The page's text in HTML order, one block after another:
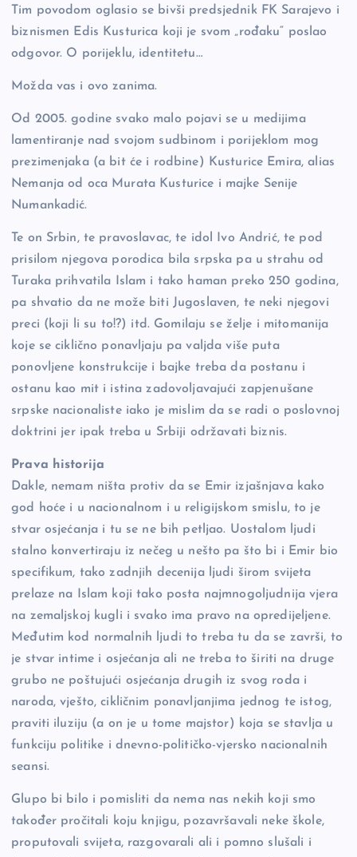
Tim povodom oglasio se bivši predsjednik FK Sarajevo i
biznismen Edis Kusturica koji je svom „rođaku“ poslao
odgovor. O porijeklu, identitetu…
Možda vas i ovo zanima.
Od 2005. godine svako malo pojavi se u medijima
lamentiranje nad svojom sudbinom i porijeklom mog
prezimenjaka (a bit će i rodbine) Kusturice Emira, alias
Nemanja od oca Murata Kusturice i majke Senije
Numankadić.
Te on Srbin, te pravoslavac, te idol Ivo Andrić, te pod
prisilom njegova porodica bila srpska pa u strahu od
Turaka prihvatila Islam i tako haman preko 250 godina,
pa shvatio da ne može biti Jugoslaven, te neki njegovi
preci (koji li su to!?) itd. Gomilaju se želje i mitomanija
koje se ciklično ponavljaju pa valjda više puta
ponovljene konstrukcije i bajke treba da postanu i
ostanu kao mit i istina zadovoljavajući zapjenušane
srpske nacionaliste iako je mislim da se radi o poslovnoj
doktrini jer ipak treba u Srbiji održavati biznis.
Prava historija
Dakle, nemam ništa protiv da se Emir izjašnjava kako
god hoće i u nacionalnom i u religijskom smislu, to je
stvar osjećanja i tu se ne bih petljao. Uostalom ljudi
stalno konvertiraju iz nečeg u nešto pa što bi i Emir bio
specifikum, tako zadnjih decenija ljudi širom svijeta
prelaze na Islam koji tako posta najmnogoljudnija vjera
na zemaljskoj kugli i svako ima pravo na opredijeljene.
Međutim kod normalnih ljudi to treba tu da se završi, to
je stvar intime i osjećanja ali ne treba to širiti na druge
grubo ne poštujući osjećanja drugih iz svog roda i
naroda, vješto, cikličnim ponavljanjima jednog te istog,
praviti iluziju (a on je u tome majstor) koja se stavlja u
funkciju politike i dnevno-političko-vjersko nacionalnih
seansi.
Glupo bi bilo i pomisliti da nema nas nekih koji smo
također pročitali koju knjigu, pozavršavali neke škole,
proputovali svijeta, razgovarali ali i pomno slušali i